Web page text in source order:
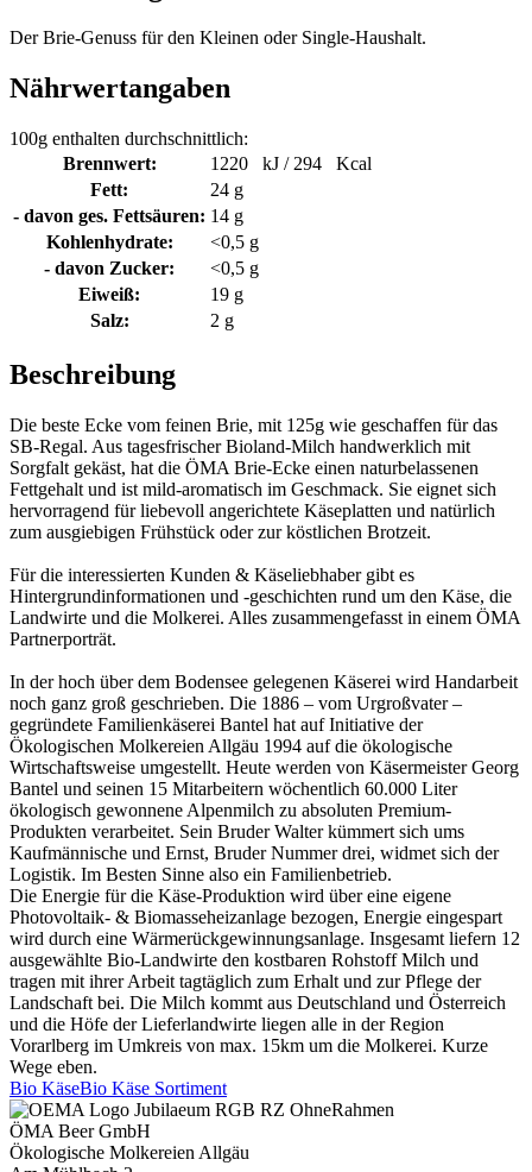
Der Brie-Genuss für den Kleinen oder Single-Haushalt.
Nährwertangaben
100g enthalten durchschnittlich:
Brennwert:
1220 kJ / 294 Kcal
Fett:
24 g
- davon ges. Fettsäuren: 14 g
Kohlenhydrate:
<0,5 g
- davon Zucker:
<0,5 g
Eiweiß:
19 g
Salz:
2 g
Beschreibung
Die beste Ecke vom feinen Brie, mit 125g wie geschaffen für das
SB-Regal. Aus tagesfrischer Bioland-Milch handwerklich mit
Sorgfalt gekäst, hat die ÖMA Brie-Ecke einen naturbelassenen
Fettgehalt und ist mild-aromatisch im Geschmack. Sie eignet sich
hervorragend für liebevoll angerichtete Käseplatten und natürlich
zum ausgiebigen Frühstück oder zur köstlichen Brotzeit.
Für die interessierten Kunden & Käseliebhaber gibt es
Hintergrundinformationen und -geschichten rund um den Käse, die
Landwirte und die Molkerei. Alles zusammengefasst in einem ÖMA
Partnerporträt.
In der hoch über dem Bodensee gelegenen Käserei wird Handarbeit
noch ganz groß geschrieben. Die 1886 – vom Urgroßvater –
gegründete Familienkäserei Bantel hat auf Initiative der
Ökologischen Molkereien Allgäu 1994 auf die ökologische
Wirtschaftsweise umgestellt. Heute werden von Käsermeister Georg
Bantel und seinen 15 Mitarbeitern wöchentlich 60.000 Liter
ökologisch gewonnene Alpenmilch zu absoluten Premium-
Produkten verarbeitet. Sein Bruder Walter kümmert sich ums
Kaufmännische und Ernst, Bruder Nummer drei, widmet sich der
Logistik. Im Besten Sinne also ein Familienbetrieb.
Die Energie für die Käse-Produktion wird über eine eigene
Photovoltaik- & Biomasseheizanlage bezogen, Energie eingespart
wird durch eine Wärmerückgewinnungsanlage. Insgesamt liefern 12
ausgewählte Bio-Landwirte den kostbaren Rohstoff Milch und
tragen mit ihrer Arbeit tagtäglich zum Erhalt und zur Pflege der
Landschaft bei. Die Milch kommt aus Deutschland und Österreich
und die Höfe der Lieferlandwirte liegen alle in der Region
Vorarlberg im Umkreis von max. 15km um die Molkerei. Kurze
Wege eben.
Bio KäseBio Käse Sortiment
ÖMA Beer GmbH
Ökologische Molkereien Allgäu